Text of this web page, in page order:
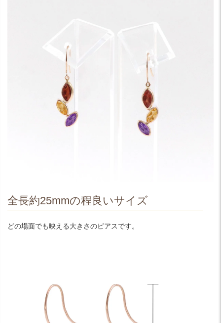
全長約25mmの程良いサイズ
どの場面でも映える大きさのピアスです。